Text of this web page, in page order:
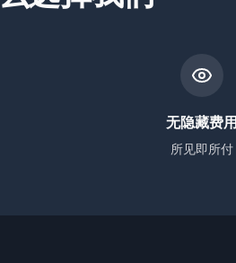
无隐藏费用
所见即所付